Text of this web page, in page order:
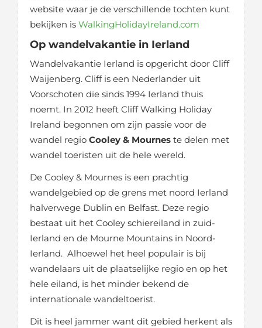
website waar je de verschillende tochten kunt
bekijken is WalkingHolidayIreland.com
Op wandelvakantie in Ierland
Wandelvakantie Ierland is opgericht door Cliff
Waijenberg. Cliff is een Nederlander uit
Voorschoten die sinds 1994 Ierland thuis
noemt. In 2012 heeft Cliff Walking Holiday
Ireland begonnen om zijn passie voor de
wandel regio Cooley & Mournes te delen met
wandel toeristen uit de hele wereld.
De Cooley & Mournes is een prachtig
wandelgebied op de grens met noord Ierland
halverwege Dublin en Belfast. Deze regio
bestaat uit het Cooley schiereiland in zuid-
Ierland en de Mourne Mountains in Noord-
Ierland. Alhoewel het heel populair is bij
wandelaars uit de plaatselijke regio en op het
hele eiland, is het minder bekend de
internationale wandeltoerist.
Dit is heel jammer want dit gebied herkent als